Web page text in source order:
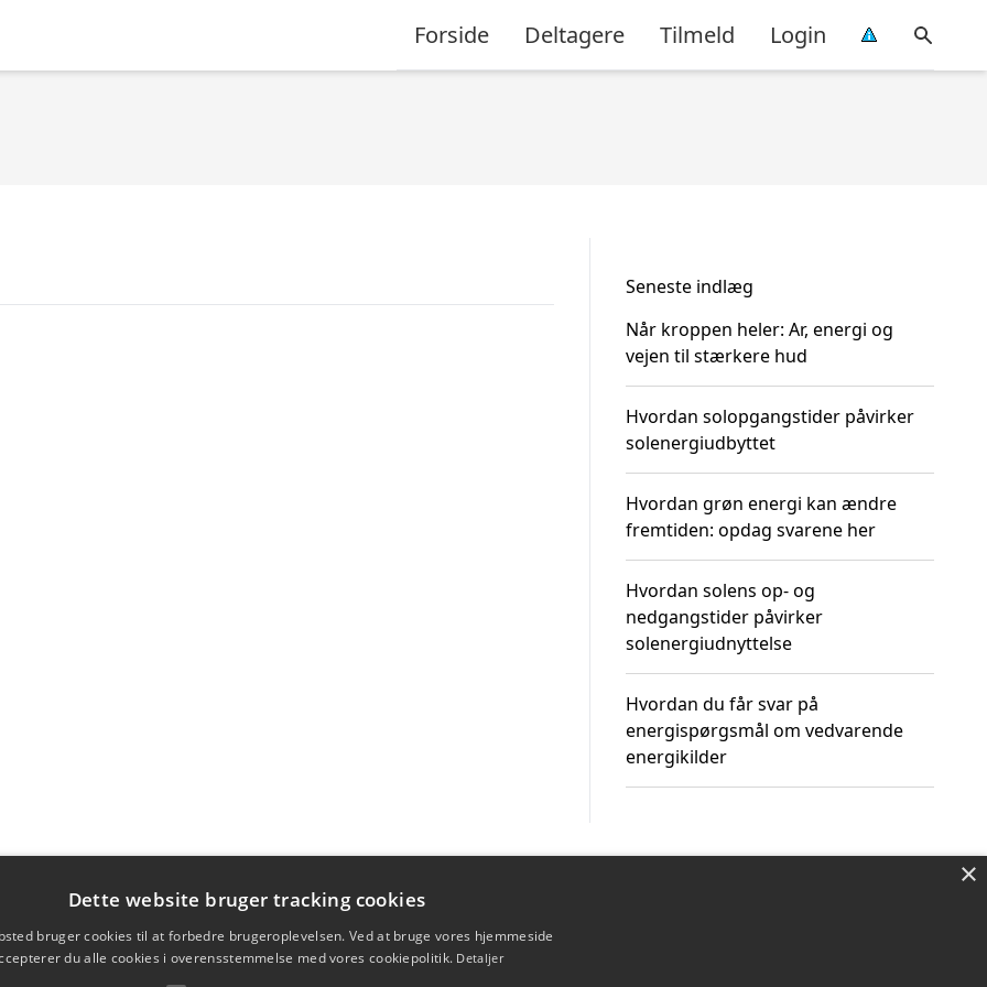
Forside Deltagere Tilmeld Login
Seneste indlæg
Når kroppen heler: Ar, energi og
vejen til stærkere hud
Hvordan solopgangstider påvirker
solenergiudbyttet
Hvordan grøn energi kan ændre
fremtiden: opdag svarene her
Hvordan solens op- og
nedgangstider påvirker
solenergiudnyttelse
Hvordan du får svar på
energispørgsmål om vedvarende
energikilder
×
Dette website bruger tracking cookies
bruger cookies til at forbedre brugeroplevelsen. Ved at bruge vores hjemmeside
du alle cookies i overensstemmelse med vores cookiepolitik. Detaljer